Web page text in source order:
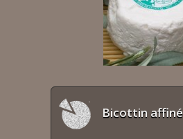
Bicottin affiné